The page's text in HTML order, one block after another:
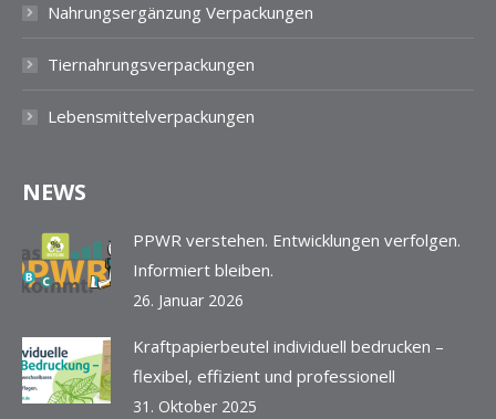
Nahrungsergänzung Verpackungen
Tiernahrungsverpackungen
Lebensmittelverpackungen
NEWS
PPWR verstehen. Entwicklungen verfolgen.
Informiert bleiben.
26. Januar 2026
Kraftpapierbeutel individuell bedrucken –
flexibel, effizient und professionell
31. Oktober 2025